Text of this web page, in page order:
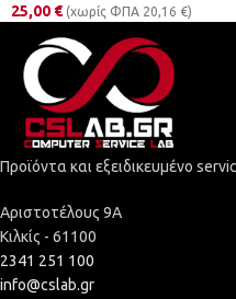
25,00 € (χωρίς ΦΠΑ 20,16 €)
Προϊόντα και εξειδικευμένο
Αριστοτέλους 9Α
Κιλκίς - 61100
2341 251 100
info@cslab.gr